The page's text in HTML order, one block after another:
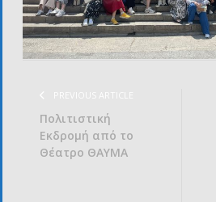
PREVIOUS ARTICLE
Πολιτιστική
Εκδρομή από το
Θέατρο ΘΑΥΜΑ